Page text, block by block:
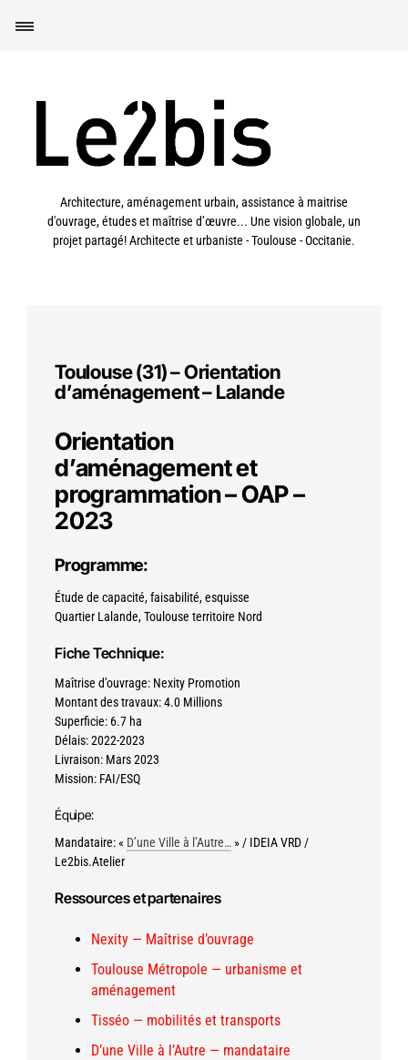
Architecture, aménagement urbain, assistance à maitrise
d'ouvrage, études et maîtrise d’œuvre... Une vision globale, un
projet partagé! Architecte et urbaniste - Toulouse - Occitanie.
Toulouse (31) – Orientation
d’aménagement – Lalande
Orientation
d’aménagement et
programmation – OAP –
2023
Programme:
Étude de capacité, faisabilité, esquisse
Quartier Lalande, Toulouse territoire Nord
Fiche Technique:
Maîtrise d’ouvrage: Nexity Promotion
Montant des travaux: 4.0 Millions
Superficie: 6.7 ha
Délais: 2022-2023
Livraison: Mars 2023
Mission: FAI/ESQ
Équipe:
Mandataire: « D’une Ville à l’Autre… » / IDEIA VRD /
Le2bis.Atelier
Ressources et partenaires
Nexity — Maîtrise d’ouvrage
Toulouse Métropole — urbanisme et
aménagement
Tisséo — mobilités et transports
D’une Ville à l’Autre — mandataire